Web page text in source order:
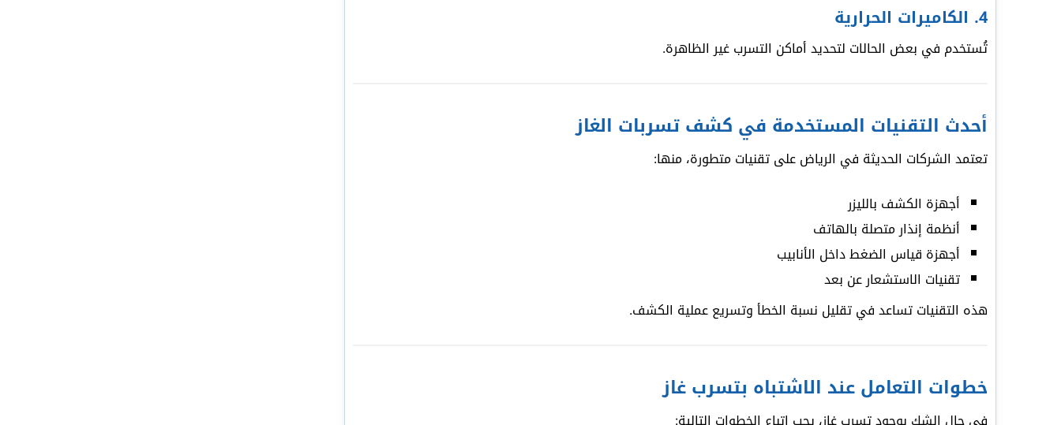
4. الكاميرات الحرارية
تُستخدم في بعض الحالات لتحديد أماكن التسرب غير الظاهرة.
أحدث التقنيات المستخدمة في كشف تسربات الغاز
تعتمد الشركات الحديثة في الرياض على تقنيات متطورة، منها:
أجهزة الكشف بالليزر
أنظمة إنذار متصلة بالهاتف
أجهزة قياس الضغط داخل الأنابيب
تقنيات الاستشعار عن بعد
هذه التقنيات تساعد في تقليل نسبة الخطأ وتسريع عملية الكشف.
خطوات التعامل عند الاشتباه بتسرب غاز